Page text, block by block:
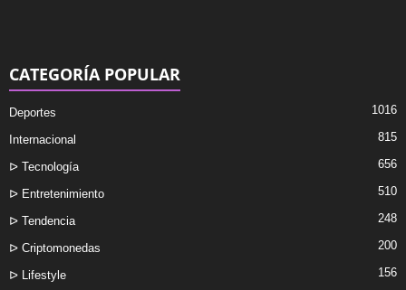
CATEGORÍA POPULAR
Deportes 1016
Internacional 815
ᐅ Tecnología 656
ᐅ Entretenimiento 510
ᐅ Tendencia 248
ᐅ Criptomonedas 200
ᐅ Lifestyle 156